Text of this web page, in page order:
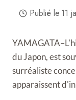
Publié le 11
du Japon, est
surréaliste
apparaissent